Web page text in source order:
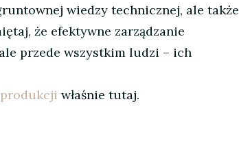
wiedzy technicznej, ale także
że efektywne zarządzanie
przede wszystkim ludzi – ich
właśnie tutaj.